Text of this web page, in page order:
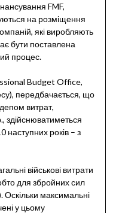
FMF,
на розміщення
які виробляють
бути поставлена
процес.
Budget Office,
передбачається, що
витрат,
здійснюватиметься
років – з
військові витрати
для збройних сил
максимальні
у цьому